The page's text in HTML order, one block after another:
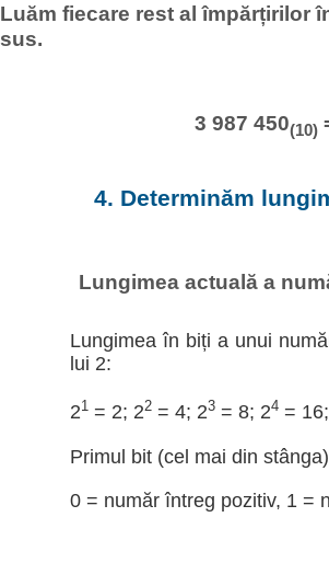
Luăm fiecare rest al împărțirilor
sus.
3 987 450(10)
4. Determinăm
Lungimea actuală a
Lungimea în biți a unui
lui 2:
21= 2; 22= 4; 23= 8; 24=
Primul bit (cel mai din
0 = număr întreg pozitiv, 1 =